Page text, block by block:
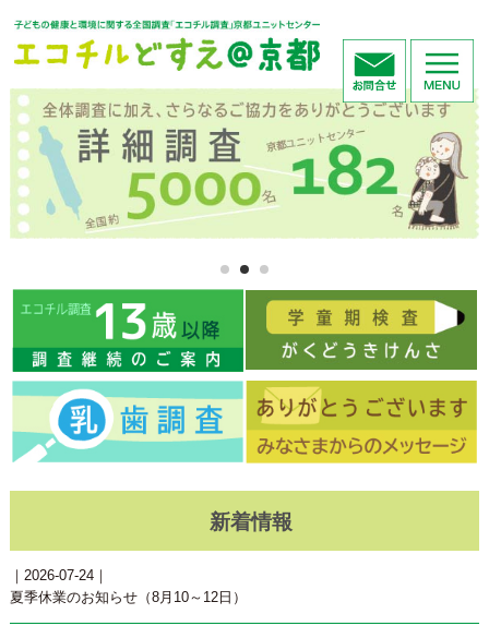
1 2 3
新着情報
｜2026-07-24｜
夏季休業のお知らせ（8月10～12日）